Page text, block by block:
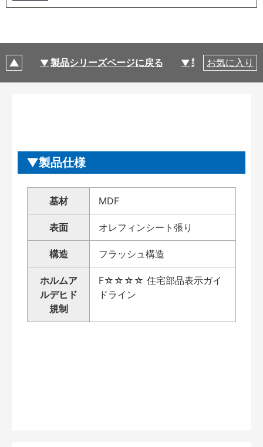
製品シリーズページに戻る 製品仕様
お気に入り
製品仕様
基材 MDF
表面 オレフィンシート張り
構造 フラッシュ構造
ホルムア
ルデヒド
規制
F☆☆☆☆ 住宅部品表示ガイ
ドライン